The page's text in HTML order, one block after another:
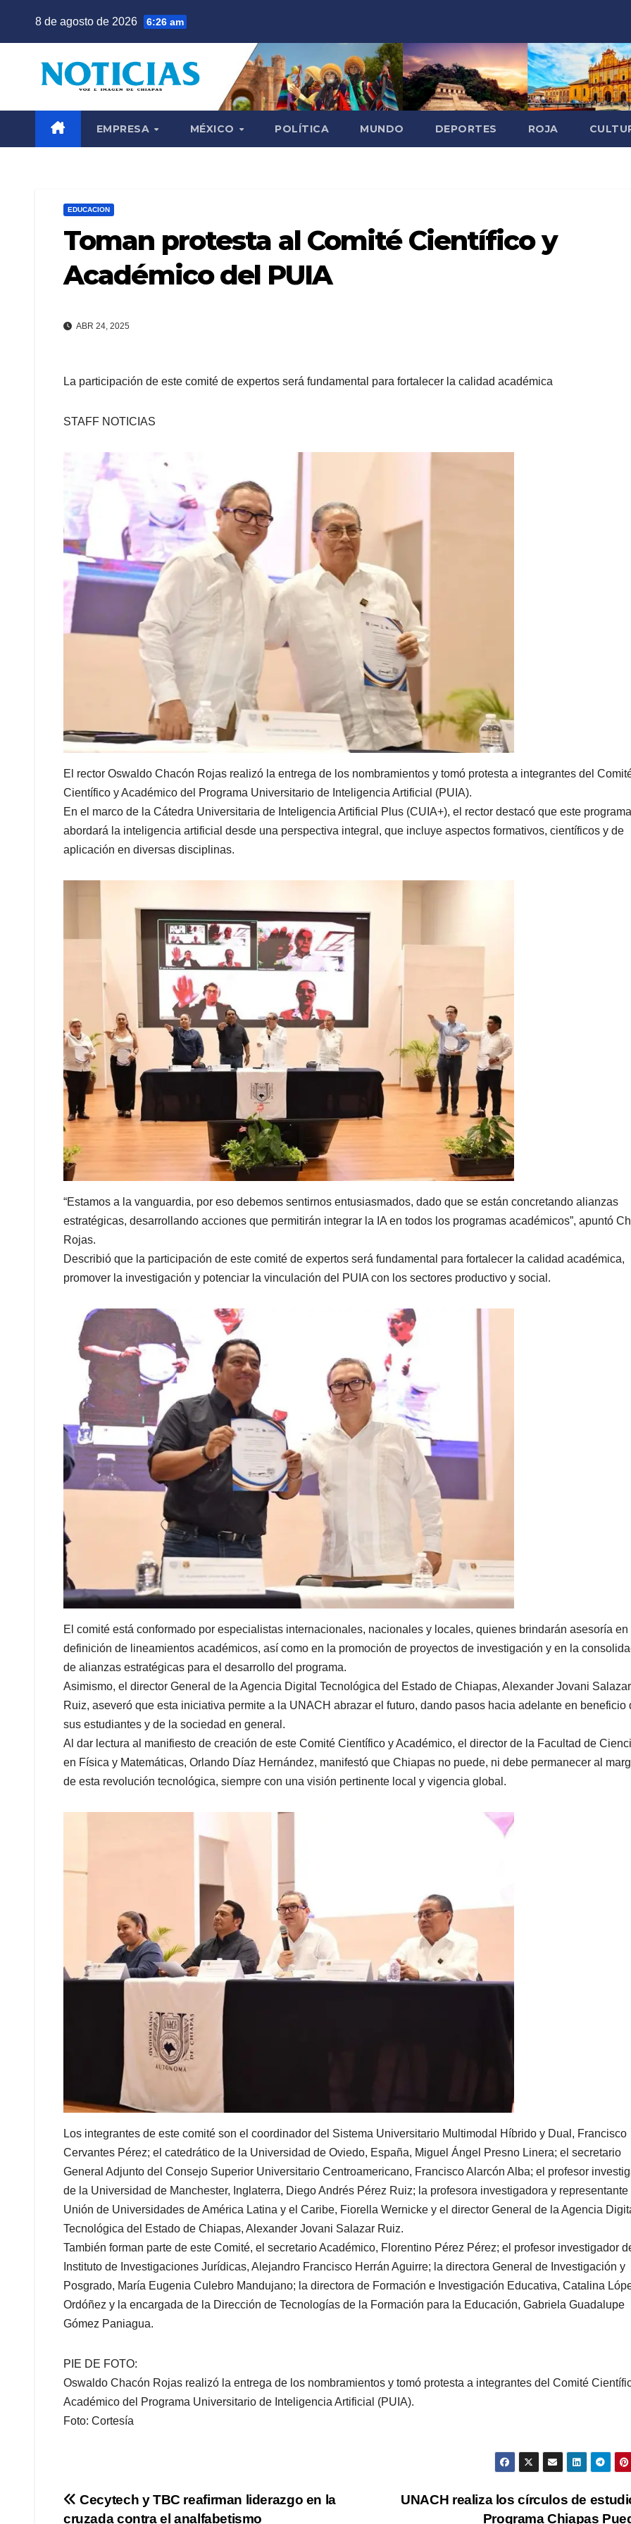
8 de agosto de 2026 6:26 am
EMPRESA MÉXICO POLÍTICA MUNDO DEPORTES ROJA
EDUCACION
Toman protesta al Comité Científico y
Académico del PUIA
ABR 24, 2025
La participación de este comité de expertos será fundamental para fortalecer la calidad académica
STAFF NOTICIAS
El rector Oswaldo Chacón Rojas realizó la entrega de los nombramientos y tomó protesta a integrantes del
Científico y Académico del Programa Universitario de Inteligencia Artificial (PUIA).
En el marco de la Cátedra Universitaria de Inteligencia Artificial Plus (CUIA+), el rector destacó que este programa
abordará la inteligencia artificial desde una perspectiva integral, que incluye aspectos formativos, científicos y de
aplicación en diversas disciplinas.
“Estamos a la vanguardia, por eso debemos sentirnos entusiasmados, dado que se están concretando alianzas
estratégicas, desarrollando acciones que permitirán integrar la IA en todos los programas académicos”, apuntó
Rojas.
Describió que la participación de este comité de expertos será fundamental para fortalecer la calidad académica,
promover la investigación y potenciar la vinculación del PUIA con los sectores productivo y social.
El comité está conformado por especialistas internacionales, nacionales y locales, quienes brindarán asesoría en
definición de lineamientos académicos, así como en la promoción de proyectos de investigación y en la
de alianzas estratégicas para el desarrollo del programa.
Asimismo, el director General de la Agencia Digital Tecnológica del Estado de Chiapas, Alexander Jovani Salazar
Ruiz, aseveró que esta iniciativa permite a la UNACH abrazar el futuro, dando pasos hacia adelante en beneficio
sus estudiantes y de la sociedad en general.
Al dar lectura al manifiesto de creación de este Comité Científico y Académico, el director de la Facultad de
en Física y Matemáticas, Orlando Díaz Hernández, manifestó que Chiapas no puede, ni debe permanecer al
de esta revolución tecnológica, siempre con una visión pertinente local y vigencia global.
Los integrantes de este comité son el coordinador del Sistema Universitario Multimodal Híbrido y Dual, Francisco
Cervantes Pérez; el catedrático de la Universidad de Oviedo, España, Miguel Ángel Presno Linera; el secretario
General Adjunto del Consejo Superior Universitario Centroamericano, Francisco Alarcón Alba; el profesor
de la Universidad de Manchester, Inglaterra, Diego Andrés Pérez Ruiz; la profesora investigadora y representante
Unión de Universidades de América Latina y el Caribe, Fiorella Wernicke y el director General de la Agencia
Tecnológica del Estado de Chiapas, Alexander Jovani Salazar Ruiz.
También forman parte de este Comité, el secretario Académico, Florentino Pérez Pérez; el profesor investigador
Instituto de Investigaciones Jurídicas, Alejandro Francisco Herrán Aguirre; la directora General de Investigación y
Posgrado, María Eugenia Culebro Mandujano; la directora de Formación e Investigación Educativa, Catalina
Ordóñez y la encargada de la Dirección de Tecnologías de la Formación para la Educación, Gabriela Guadalupe
Gómez Paniagua.
PIE DE FOTO:
Oswaldo Chacón Rojas realizó la entrega de los nombramientos y tomó protesta a integrantes del Comité
Académico del Programa Universitario de Inteligencia Artificial (PUIA).
Foto: Cortesía
Navegación
UNACH realiza los círculos de
Programa Chiapas
Cecytech y TBC reafirman liderazgo en la
cruzada contra el analfabetismo